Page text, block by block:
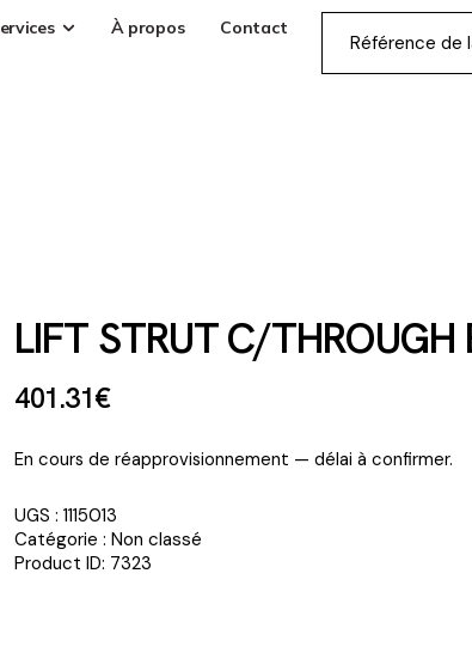
À propos Contact
LIFT STRUT C/THROUGH
401.31€
En cours de réapprovisionnement — délai à confirmer.
UGS : 1115013
Catégorie : Non classé
Product ID: 7323